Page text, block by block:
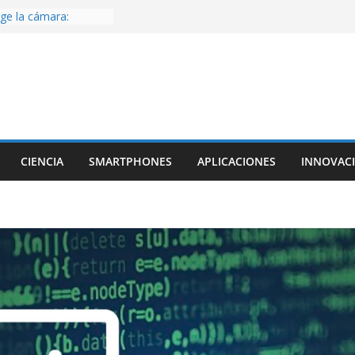
la cámara:
AI
un juego de
con Inteligencia
IA
CIENCIA SMARTPHONES APLICACIONES